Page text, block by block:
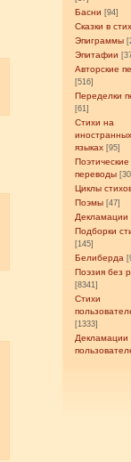
Басни [94]
Сказки в
Эпиграммы
Эпитафии
Авторские
[516]
Переделки
[61]
Стихи на
языках [95]
Поэтические
переводы
Циклы
Поэмы [47]
Декламации
Подборки
[145]
Белиберда
Поэзия без
[8341]
Стихи
[1333]
Декламации